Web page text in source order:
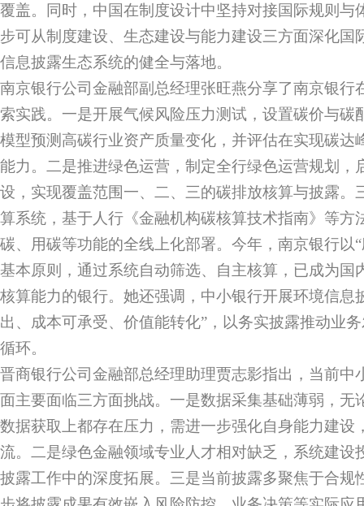
覆盖。同时，中国在制度设计中坚持对接国际规则与
步可从制度建设、生态建设与能力建设三方面深化国
信息披露生态系统的健全与落地。
南京银行公司金融部副总经理张旺燕分享了南京银行
索实践。一是开展气候风险压力测试，设置碳价与碳
模型预测高碳行业资产质量变化，并评估在实现碳达
能力。二是推进绿色运营，制定全行绿色运营规划，
设，实现覆盖范围一、二、三的碳排放核算与披露。
算系统，基于人行《金融机构碳核算技术指南》等方
碳、用碳等功能的全线上化部署。今年，南京银行以
基本原则，通过系统自动筛选、自主核算，已成为国
核算能力的银行。她还强调，中小银行开展环境信息
出、成本可承受、价值能转化”，以务实披露推动业
循环。
晋商银行公司金融部总经理助理贾志影指出，当前中
面主要面临三方面挑战。一是数据采集基础薄弱，无
数据获取上都存在压力，需进一步强化自身能力建设
流。二是绿色金融领域专业人才相对缺乏，系统建设
披露工作中的深度拓展。三是当前披露多聚焦于合规